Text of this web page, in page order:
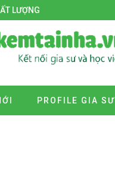
LƯỢNG
PROFILE GIA SƯ